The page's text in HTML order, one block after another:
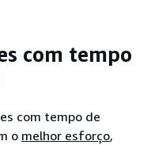
com tempo
com tempo de
o melhor esforço,